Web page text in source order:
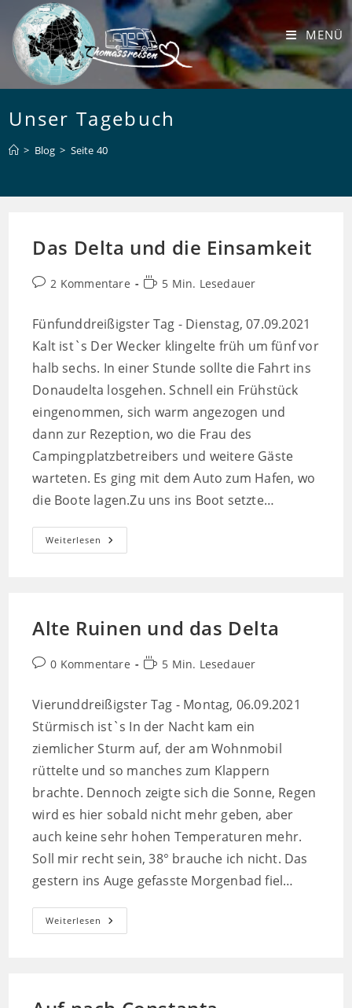
Inhalt
springen
MENÜ
Unser Tagebuch
> Blog > Seite 40
Das Delta und die Einsamkeit
Beitrags-
2 Kommentare Lesedauer:
5 Min. Lesedauer
Fünfunddreißigster Tag - Dienstag, 07.09.2021
Kalt ist`s Der Wecker klingelte früh um fünf vor
halb sechs. In einer Stunde sollte die Fahrt ins
Donaudelta losgehen. Schnell ein Frühstück
eingenommen, sich warm angezogen und
dann zur Rezeption, wo die Frau des
Campingplatzbetreibers und weitere Gäste
warteten. Es ging mit dem Auto zum Hafen, wo
die Boote lagen.Zu uns ins Boot setzte…
Weiterlesen Das
Delta
Alte Ruinen und das Delta
Beitrags-
0 Kommentare Lesedauer:
5 Min. Lesedauer
Vierunddreißigster Tag - Montag, 06.09.2021
Stürmisch ist`s In der Nacht kam ein
ziemlicher Sturm auf, der am Wohnmobil
rüttelte und so manches zum Klappern
brachte. Dennoch zeigte sich die Sonne, Regen
wird es hier sobald nicht mehr geben, aber
auch keine sehr hohen Temperaturen mehr.
Soll mir recht sein, 38° brauche ich nicht. Das
gestern ins Auge gefasste Morgenbad fiel…
Weiterlesen Alte
Ruinen